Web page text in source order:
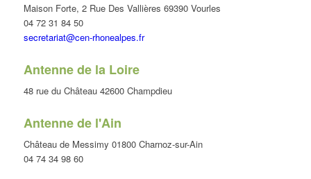
Maison Forte, 2 Rue Des Vallières 69390 Vourles
04 72 31 84 50
secretariat@cen-rhonealpes.fr
Antenne de la Loire
48 rue du Château 42600 Champdieu
Antenne de l'Ain
Château de Messimy 01800 Charnoz-sur-Ain
04 74 34 98 60